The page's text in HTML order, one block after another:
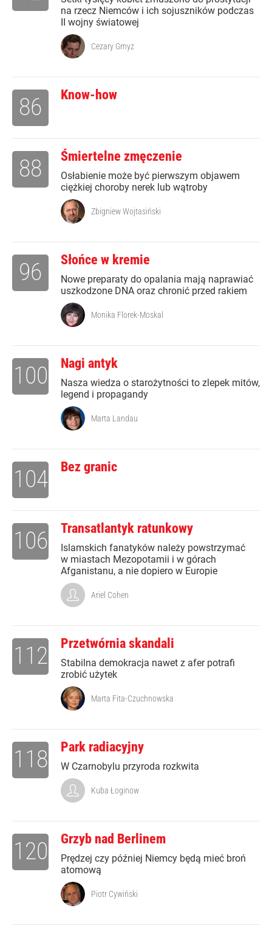
na rzecz Niemców i ich sojuszników podczas
II wojny światowej
Cezary Gmyz
Know-how
86
Śmiertelne zmęczenie
Osłabienie może być pierwszym objawem
ciężkiej choroby nerek lub wątroby
88
Zbigniew Wojtasiński
Słońce w kremie
Nowe preparaty do opalania mają naprawiać
uszkodzone DNA oraz chronić przed rakiem
96
Monika Florek-Moskal
Nagi antyk
Nasza wiedza o starożytności to zlepek mitów,
legend i propagandy
100
Marta Landau
Bez granic
104
Transatlantyk ratunkowy
Islamskich fanatyków należy powstrzymać
w miastach Mezopotamii i w górach
Afganistanu, a nie dopiero w Europie
106
Ariel Cohen
Przetwórnia skandali
Stabilna demokracja nawet z afer potrafi
zrobić użytek
112
Marta Fita-Czuchnowska
Park radiacyjny
W Czarnobylu przyroda rozkwita
118
Kuba Łoginow
Grzyb nad Berlinem
Prędzej czy później Niemcy będą mieć broń
atomową
120
Piotr Cywiński